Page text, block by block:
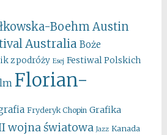
Boehm Austin
Australia Boże
z podróży Esej Festiwal Polskich
Florian-
Fryderyk Chopin Grafika
wojna światowa Jazz Kanada